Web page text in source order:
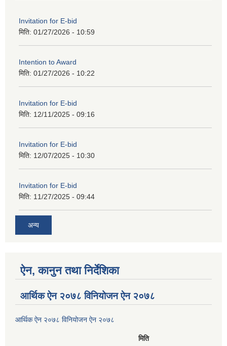
Invitation for E-bid
मिति: 01/27/2026 - 10:59
Intention to Award
मिति: 01/27/2026 - 10:22
Invitation for E-bid
मिति: 12/11/2025 - 09:16
Invitation for E-bid
मिति: 12/07/2025 - 10:30
Invitation for E-bid
मिति: 11/27/2025 - 09:44
अन्य
ऐन, कानुन तथा निर्देशिका
आर्थिक ऐन २०७८ विनियोजन ऐन २०७८
आर्थिक ऐन २०७८ विनियोजन ऐन २०७८
मिति